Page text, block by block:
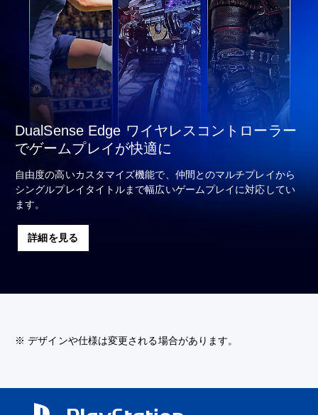
DualSense Edge ワイヤレスコントローラー
でゲームプレイが快適に
自由度の高いカスタマイズ機能で、仲間とのマルチプレイから
シングルプレイタイトルまで幅広いゲームプレイに対応してい
ます。
詳細を見る
※ デザインや仕様は変更される場合があります。